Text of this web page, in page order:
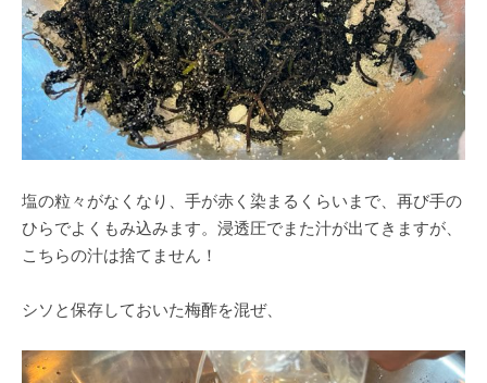
塩の粒々がなくなり、手が赤く染まるくらいまで、再び手の
ひらでよくもみ込みます。浸透圧でまた汁が出てきますが、
こちらの汁は捨てません！
シソと保存しておいた梅酢を混ぜ、